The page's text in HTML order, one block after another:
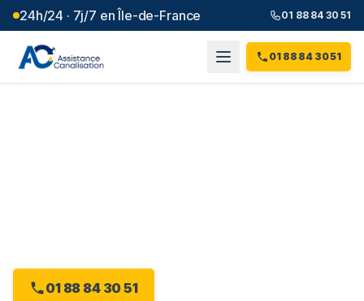
24h/24 · 7j/7 en Île-de-France 01 88 84 30 51
01 88 84 30 51
01 88 84 30 51